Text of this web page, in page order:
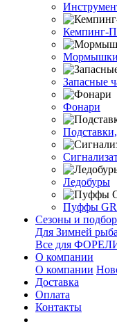
Кемпинг-
Мормышки
Запасные
Фонари
Ледобуры
Пуффы
Сезоны и
Для Зимней
Все для
О компании
О компании
Доставка
Оплата
Контакты